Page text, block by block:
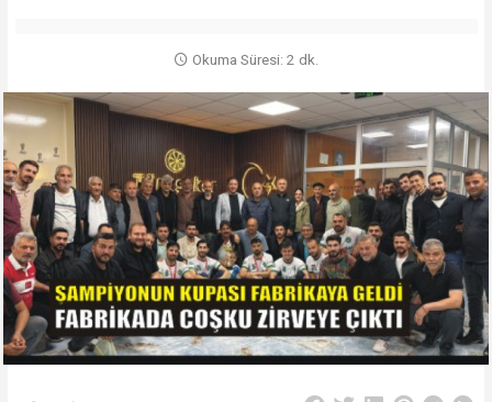
Okuma Süresi: 2 dk.